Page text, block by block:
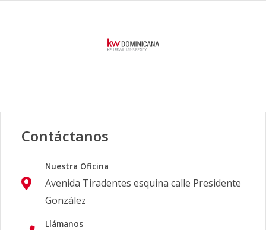
Contáctanos
Nuestra Oficina
Avenida Tiradentes esquina calle Presidente
González
Llámanos